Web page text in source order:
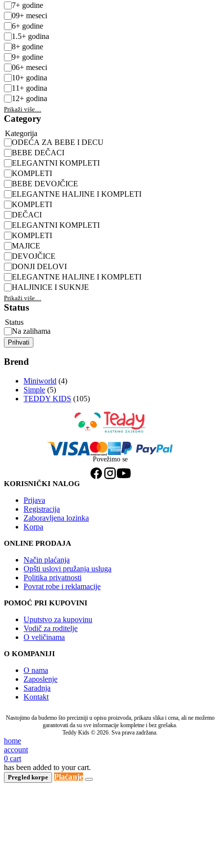
7+ godine
09+ meseci
6+ godine
1.5+ godina
8+ godine
9+ godine
06+ meseci
10+ godina
11+ godina
12+ godina
Prikaži više…
Category
Kategorija
ODEĆA ZA BEBE I DECU
BEBE DEČACI
ELEGANTNI KOMPLETI
KOMPLETI
BEBE DEVOJČICE
ELEGANTNE HALJINE I KOMPLETI
KOMPLETI
DEČACI
ELEGANTNI KOMPLETI
KOMPLETI
MAJICE
DEVOJČICE
DONJI DELOVI
ELEGANTNE HALJINE I KOMPLETI
HALJINICE I SUKNJE
Prikaži više…
Status
Status
Na zalihama
Prihvati
Brend
Miniworld (4)
Simple (5)
TEDDY KIDS (105)
Povežimo se
KORISNIČKI NALOG
Prijava
Registracija
Zaboravljena lozinka
Korpa
ONLINE PRODAJA
Način plaćanja
Opšti uslovi pružanja usluga
Politika privatnosti
Povrat robe i reklamacije
POMOĆ PRI KUPOVINI
Uputstvo za kupovinu
Vodič za roditelje
O veličinama
O KOMPANIJI
O nama
Zaposlenje
Saradnja
Kontakt
Nastojimo da budemo što precizniji u opisu proizvoda, prikazu slika i cena, ali ne možemo
garantovati da su sve informacije kompletne i bez grešaka.
Teddy Kids © 2026. Sva prava zadržana.
home
account
0 cart
has been added to your cart.
Pregled korpe Plaćanje